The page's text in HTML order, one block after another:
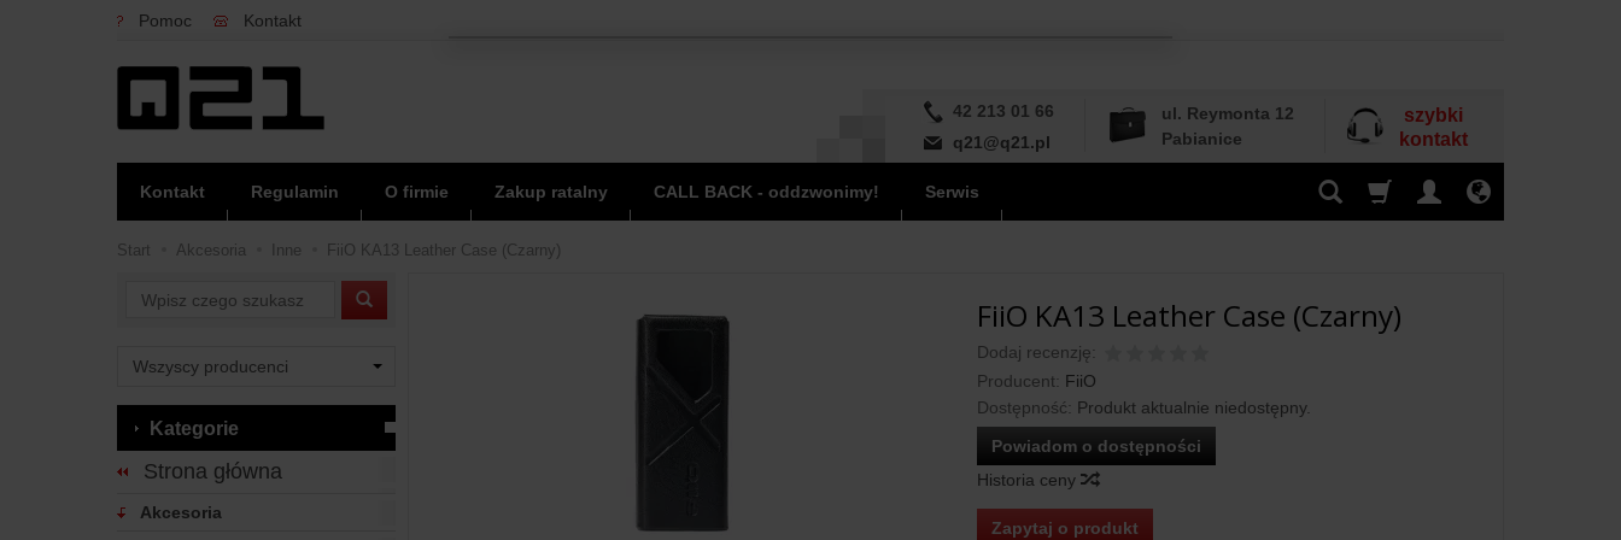
Pomoc Kontakt
42 213 01 66
q21@q21.pl
ul. Reymonta 12
Pabianice
szybki
kontakt
Kontakt Regulamin O firmie Zakup ratalny CALL BACK - oddzwonimy! Serwis
Start Akcesoria Inne FiiO KA13 Leather Case (Czarny)
FiiO KA13 Leather Case (Czarny)
Dodaj recenzję:
Producent: FiiO
Dostępność: Produkt aktualnie niedostępny.
Powiadom o dostępności
Historia ceny
Zapytaj o produkt
Wyszukaj
Kategorie
Strona główna
Akcesoria